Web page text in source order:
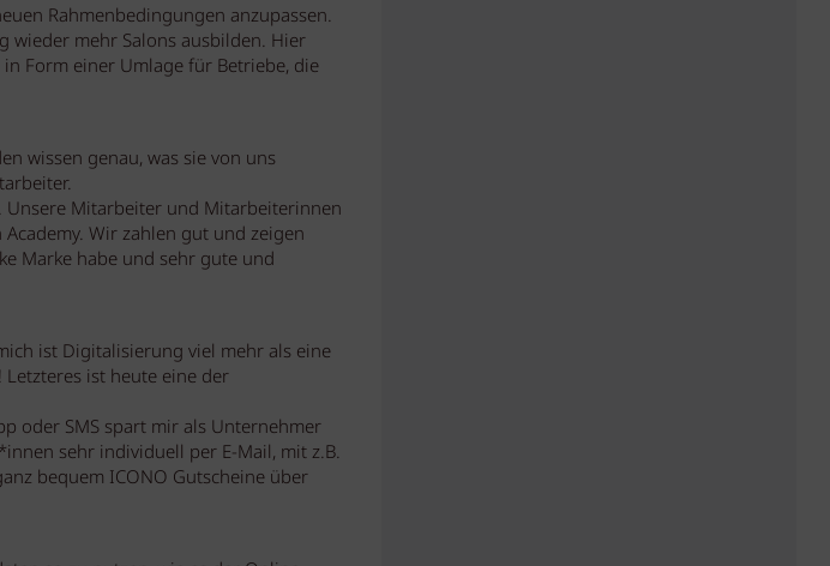
Rahmenbedingungen anzupassen.
wieder mehr Salons ausbilden. Hier
Form einer Umlage für Betriebe, die
wissen genau, was sie von uns
Unsere Mitarbeiter und Mitarbeiterinnen
Wir zahlen gut und zeigen
Marke habe und sehr gute und
ist Digitalisierung viel mehr als eine
ist heute eine der
oder SMS spart mir als Unternehmer
sehr individuell per E-Mail, mit z.B.
bequem ICONO Gutscheine über